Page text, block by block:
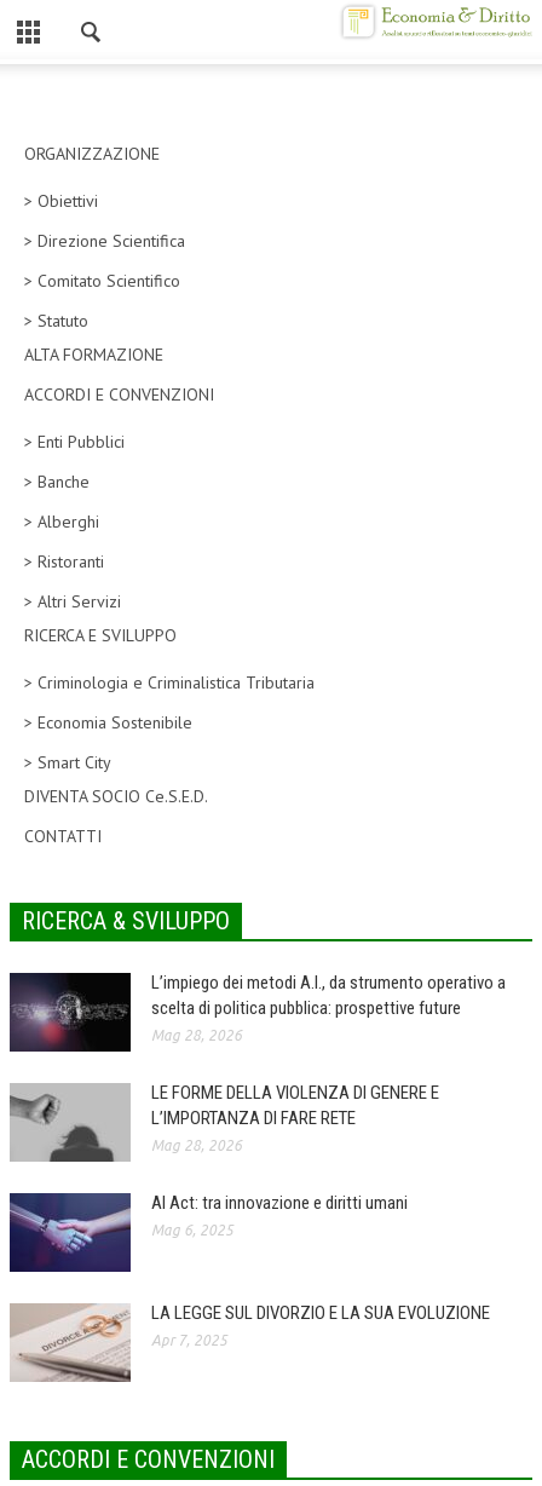
CHI SIAMO
MISSION
CONTATTI
ATTO COSTITUTIVO E STATUTO
ORGANIZZAZIONE
OBIETTIVI
DIREZIONE SCIENTIFICA
ALTA FORMAZIONE
LA RIVISTA
COMITATO EDITORIALE
PEER REVIEW
CODICE ETICO
AUTORI
COLLABORA CON NOI
CORPORATE SOCIAL RESPONSIBILITY
INTERNAZIONALIZZAZIONE
HUMAN RESOURCES
MARKETING
ORGANIZZAZIONE
> Obiettivi
> Direzione Scientifica
> Comitato Scientifico
> Statuto
ALTA FORMAZIONE
ACCORDI E CONVENZIONI
> Enti Pubblici
> Banche
> Alberghi
> Ristoranti
> Altri Servizi
RICERCA E SVILUPPO
> Criminologia e Criminalistica Tributaria
> Economia Sostenibile
> Smart City
DIVENTA SOCIO Ce.S.E.D.
CONTATTI
RICERCA & SVILUPPO
L’impiego dei metodi A.I., da strumento operativo a
scelta di politica pubblica: prospettive future
Mag 28, 2026
LE FORME DELLA VIOLENZA DI GENERE E
L’IMPORTANZA DI FARE RETE
Mag 28, 2026
AI Act: tra innovazione e diritti umani
Mag 6, 2025
LA LEGGE SUL DIVORZIO E LA SUA EVOLUZIONE
Apr 7, 2025
ACCORDI E CONVENZIONI